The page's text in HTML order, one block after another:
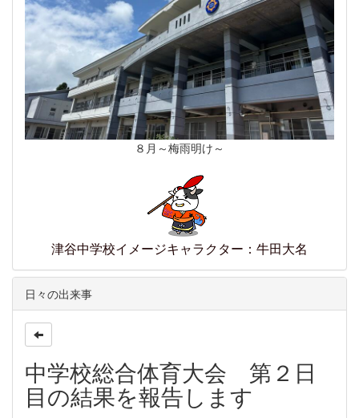
８月～梅雨明け～
津谷中学校イメージキャラクター：牛田大名
日々の出来事
中学校総合体育大会 第２日
目の結果を報告します